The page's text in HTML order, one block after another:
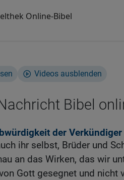
Online-Bibel
Videos ausblenden
Bibel
der Verkündiger
ihr selbst, Brüder und
an das Wirken, das wir
Gott gesegnet und nicht